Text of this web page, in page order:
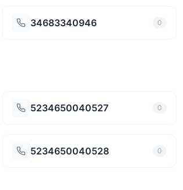
34683340946 0
5234650040527 0
5234650040528 0